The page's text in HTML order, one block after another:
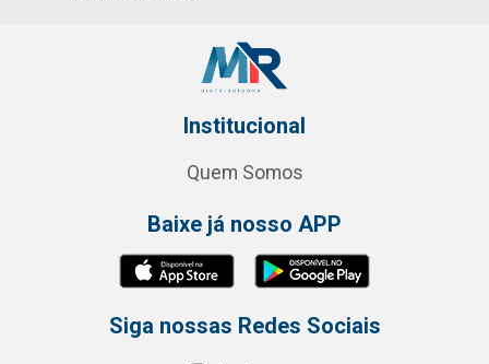
Institucional
Quem Somos
Baixe já nosso APP
Siga nossas Redes Sociais